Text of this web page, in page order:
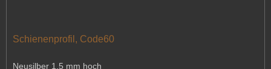
Schienenprofil, Code60
Neusilber 1,5 mm hoch